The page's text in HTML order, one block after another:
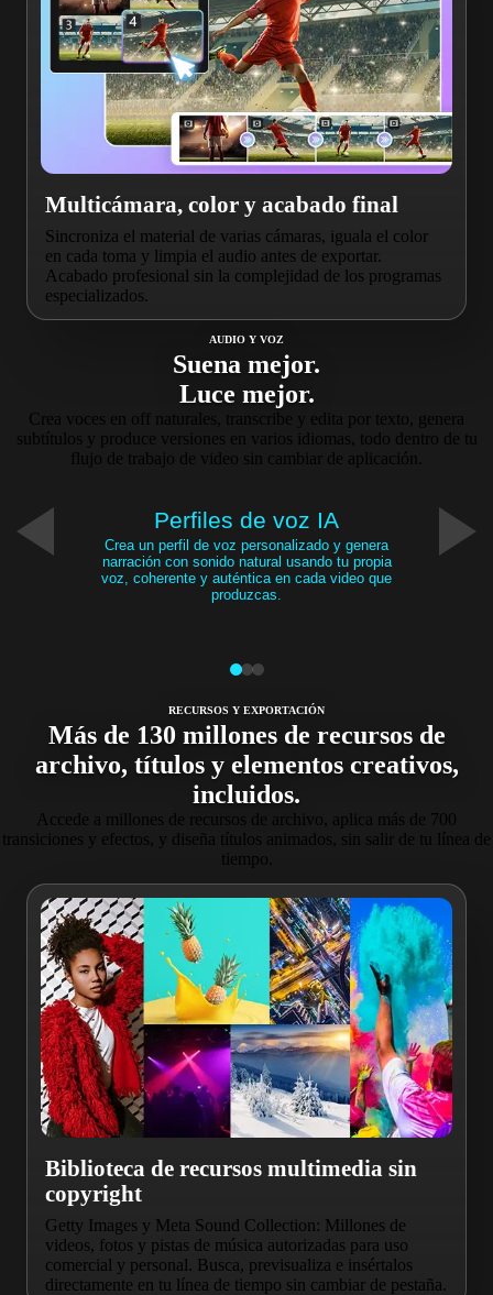
Multicámara, color y acabado final
Sincroniza el material de varias cámaras, iguala el color
en cada toma y limpia el audio antes de exportar.
Acabado profesional sin la complejidad de los programas
especializados.
AUDIO Y VOZ
Suena mejor.
Luce mejor.
Crea voces en off naturales, transcribe y edita por texto, genera
subtítulos y produce versiones en varios idiomas, todo dentro de tu
flujo de trabajo de video sin cambiar de aplicación.
Perfiles de voz IA
Crea un perfil de voz personalizado y genera
narración con sonido natural usando tu propia
voz, coherente y auténtica en cada video que
produzcas.
RECURSOS Y EXPORTACIÓN
Más de 130 millones de recursos de
archivo, títulos y elementos creativos,
incluidos.
Accede a millones de recursos de archivo, aplica más de 700
transiciones y efectos, y diseña títulos animados, sin salir de tu línea de
tiempo.
Biblioteca de recursos multimedia sin
copyright
Getty Images y Meta Sound Collection: Millones de
videos, fotos y pistas de música autorizadas para uso
comercial y personal. Busca, previsualiza e insértalos
directamente en tu línea de tiempo sin cambiar de pestaña.